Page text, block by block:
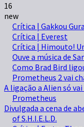
16
new
Crítica | Gakkou
Crítica | Everest
Crítica | Himouto!
Ouve a música de
Como Brad Bird
Prometheus 2 vai
A ligação a Alien só
Prometheus
Divulgada a cena de
of S.H.I.E.L.D.